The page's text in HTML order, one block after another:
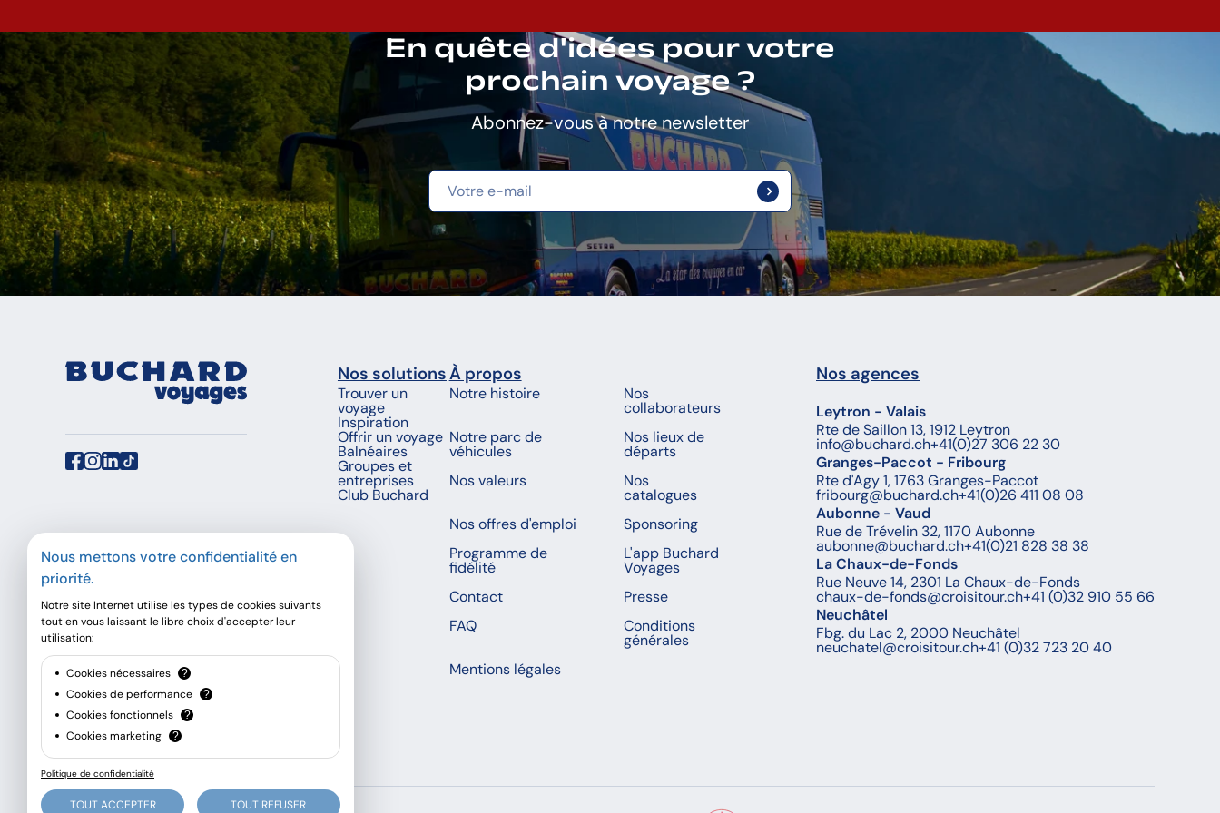
En quête d'idées pour votre
prochain voyage ?
Abonnez-vous à notre newsletter
Nos solutions
Trouver un
voyage
Inspiration
Offrir un voyage
Balnéaires
Groupes et
entreprises
Club Buchard
À propos
Notre histoire Nos
collaborateurs
Notre parc de
véhicules
Nos lieux de
départs
Nos valeurs
Nos
catalogues
Nos offres d'emploi
Sponsoring
Programme de
fidélité
L'app Buchard
Voyages
Contact
Presse
FAQ
Conditions
générales
Mentions légales
Nos agences
Leytron - Valais
Rte de Saillon 13, 1912 Leytron
info@buchard.ch+41(0)27 306 22 30
Granges-Paccot - Fribourg
Rte d'Agy 1, 1763 Granges-Paccot
fribourg@buchard.ch+41(0)26 411 08 08
Aubonne - Vaud
Rue de Trévelin 32, 1170 Aubonne
aubonne@buchard.ch+41(0)21 828 38 38
La Chaux-de-Fonds
Rue Neuve 14, 2301 La Chaux-de-Fonds
chaux-de-fonds@croisitour.ch+41 (0)32 910 55 66
Neuchâtel
Fbg. du Lac 2, 2000 Neuchâtel
neuchatel@croisitour.ch+41 (0)32 723 20 40
Nous mettons votre confidentialité en
priorité.
Notre site Internet utilise les types de cookies suivants
tout en vous laissant le libre choix d'accepter leur
utilisation:
Cookies nécessaires ?
Cookies de performance ?
Cookies fonctionnels ?
Cookies marketing ?
Politique de confidentialité
TOUT ACCEPTER TOUT REFUSER